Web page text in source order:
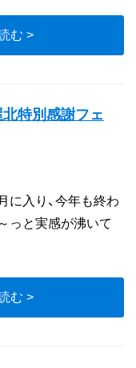
む >
北特別感謝フェ
に入り、今年も終わ
っと実感が沸いて
む >